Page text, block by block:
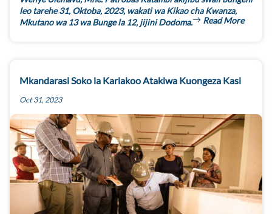
leo tarehe 31, Oktoba, 2023, wakati wa Kikao cha Kwanza,
Mkutano wa 13 wa Bunge la 12, jijini Dodoma.
Read More
Mkandarasi Soko la Kariakoo Atakiwa Kuongeza Kasi
Oct 31, 2023